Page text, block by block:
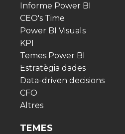
Informe Power BI
CEO's Time
Power BI Visuals
KPI
Temes Power BI
Estratègia dades
Data-driven decisions
CFO
Altres
TEMES